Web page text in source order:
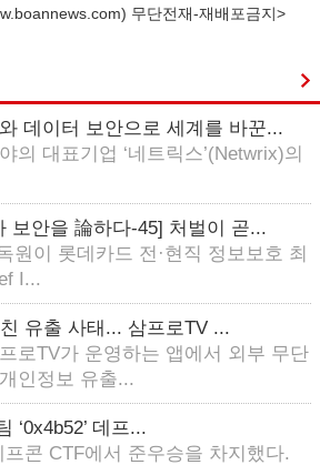
) 무단전재-재배포금지>
데이터 보안으로 세계를 바꾼...
의 대표기업 ‘네트릭스’(Netwrix)의
보안을 論하다-45] 처벌이 곧...
원이 롯데카드 전·현직 정보보호 최
I...
유출 사태... 삼프로TV ...
로TV가 운영하는 앱에서 외부 무단
인정보 유출...
‘0x4b52’ 데프...
프콘 CTF에서 준우승을 차지했다.